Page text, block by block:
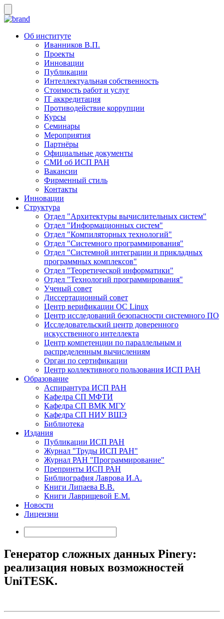
Об институте
Иванников В.П.
Проекты
Инновации
Публикации
Интеллектуальная собственность
Стоимость работ и услуг
IT аккредитация
Противодействие коррупции
Курсы
Семинары
Мероприятия
Партнёры
Официальные документы
СМИ об ИСП РАН
Вакансии
Фирменный стиль
Контакты
Инновации
Структура
Отдел "Архитектуры вычислительных систем"
Отдел "Информационных систем"
Отдел "Компиляторных технологий"
Отдел "Системного программирования"
Отдел "Системной интеграции и прикладных
программных комплексов"
Отдел "Теоретической информатики"
Отдел "Технологий программирования"
Ученый совет
Диссертационный совет
Центр верификации ОС Linux
Центр исследований безопасности системного ПО
Исследовательский центр доверенного
искусственного интеллекта
Центр компетенции по параллельным и
распределенным вычислениям
Орган по сертификации
Центр коллективного пользования ИСП РАН
Образование
Аспирантура ИСП РАН
Кафедра СП МФТИ
Кафедра СП ВМК МГУ
Кафедра СП НИУ ВШЭ
Библиотека
Издания
Публикации ИСП РАН
Журнал "Труды ИСП РАН"
Журнал РАН "Программирование"
Препринты ИСП РАН
Библиография Лаврова И.А.
Книги Липаева В.В.
Книги Лаврищевой Е.М.
Новости
Лицензии
Генератор сложных данных Pinery:
реализация новых возможностей
UniTESK.